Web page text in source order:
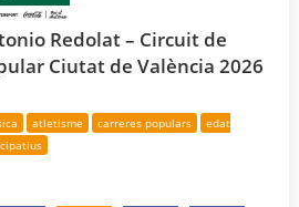
Redolat – Circuit de
Ciutat de València 2026
atletisme carreres populars
edat